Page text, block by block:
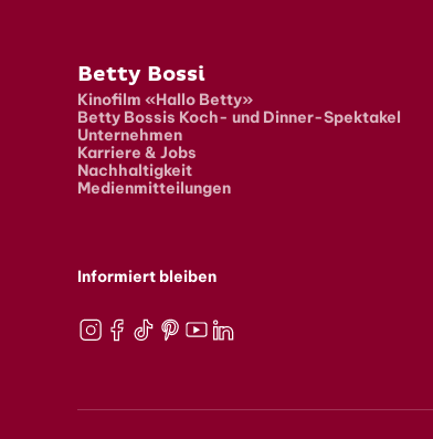
Fusszeile
Betty Bossi
Kinofilm «Hallo Betty»
Betty Bossis Koch- und Dinner-Spektakel
Unternehmen
Karriere & Jobs
Nachhaltigkeit
Medienmitteilungen
Informiert bleiben